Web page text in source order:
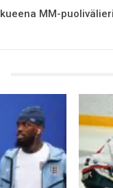
MM-